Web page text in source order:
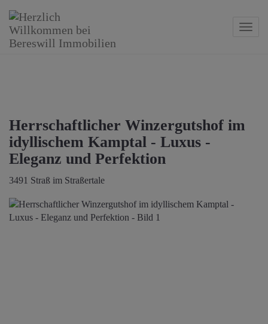
Herrschaftlicher Winzergutshof im
idyllischem Kamptal - Luxus -
Eleganz und Perfektion
3491 Straß im Straßertale